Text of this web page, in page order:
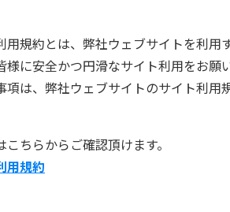
用規約とは、弊社ウェブサイトを利用
様に安全かつ円滑なサイト利用をお願
項は、弊社ウェブサイトのサイト利用
こちらからご確認頂けます。
用規約